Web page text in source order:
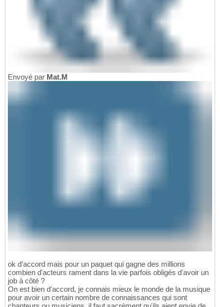
Envoyé par Mat.M
ok d'accord mais pour un paquet qui gagne des millions
combien d'acteurs rament dans la vie parfois obligés d'avoir un
job à côté ?
On est bien d'accord, je connais mieux le monde de la musique
pour avoir un certain nombre de connaissances qui sont